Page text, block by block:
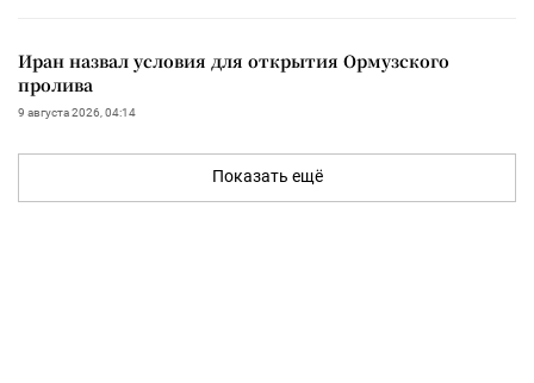
Иран назвал условия для открытия Ормузского
пролива
9 августа 2026, 04:14
Показать ещё